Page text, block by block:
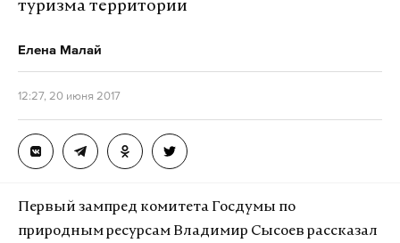
туризма территории
Елена Малай
12:27, 20 июня 2017
Первый зампред комитета Госдумы по
природным ресурсам Владимир Сысоев рассказал